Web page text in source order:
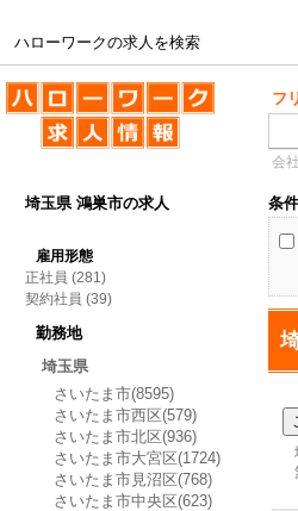
ハローワークの求人を検索
ハローワークの求人を検索 フ
会
埼玉県 鴻巣市の求人
雇用形態
正社員 (281)
契約社員 (39)
勤務地
埼玉県
さいたま市(8595)
さいたま市西区(579)
さいたま市北区(936)
さいたま市大宮区(1724)
さいたま市見沼区(768)
さいたま市中央区(623)
条